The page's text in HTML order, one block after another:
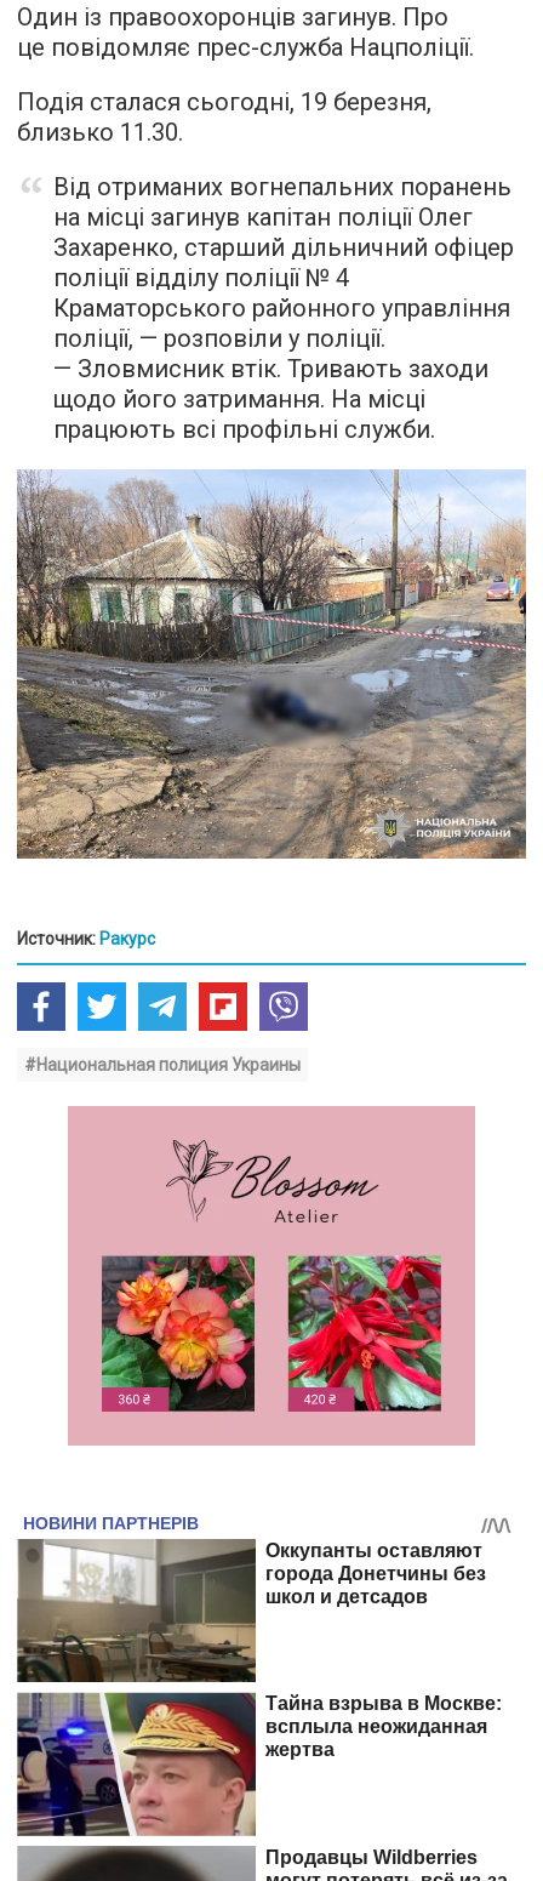
Один із правоохоронців загинув. Про
це повідомляє прес-служба Нацполіції.
Подія сталася сьогодні, 19 березня,
близько 11.30.
Від отриманих вогнепальних поранень
на місці загинув капітан поліції Олег
Захаренко, старший дільничний офіцер
поліції відділу поліції № 4
Краматорського районного управління
поліції, — розповіли у поліції.
— Зловмисник втік. Тривають заходи
щодо його затримання. На місці
працюють всі профільні служби.
Источник: Ракурс
#Национальная полиция Украины